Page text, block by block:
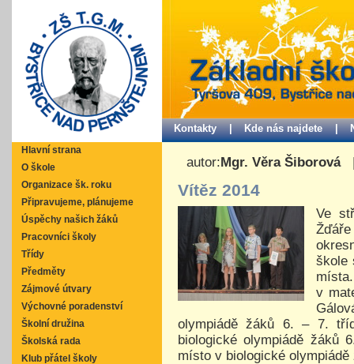
Hlavní strana
O škole
Organizace šk. roku
Připravujeme, plánujeme
Úspěchy našich žáků
Pracovníci školy
Třídy
Předměty
Zájmové útvary
Výchovné poradenství
Školní družina
Školská rada
Klub přátel školy
Kontakty | Kde nás najdete |
autor:Mgr. Věra Šiborová
Vítěz 2014
Ve
škole
v
olympiádě žáků 6. – 7.
biologické olympiádě
místo v biologické